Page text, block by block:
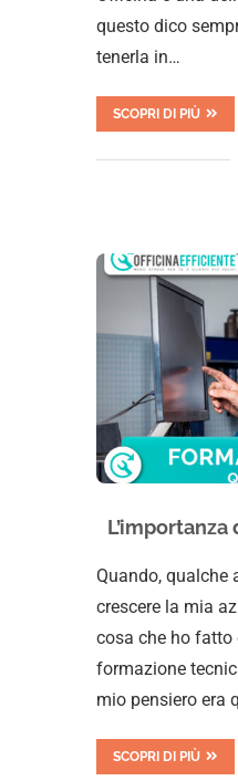
questo dico
tenerla in…
SCOPRI DI PIÙ
Quando, qualche
crescere la mia
cosa che ho fatto
formazione
mio pensiero era
SCOPRI DI PIÙ